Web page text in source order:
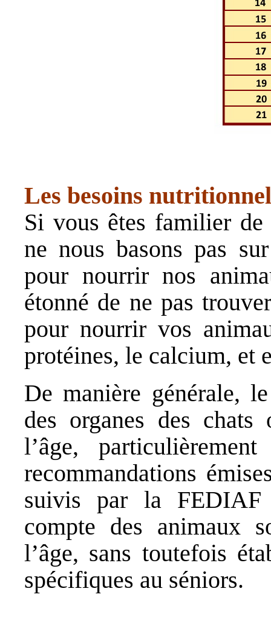
Les besoins
Si vous êtes familier
ne nous basons pas
pour nourrir nos
étonné de ne pas
pour nourrir vos
protéines, le calcium, et
De manière générale,
des organes des
l’âge,
recommandations
suivis par la FEDIAF
compte des animaux
l’âge, sans toutefois
spécifiques au séniors.